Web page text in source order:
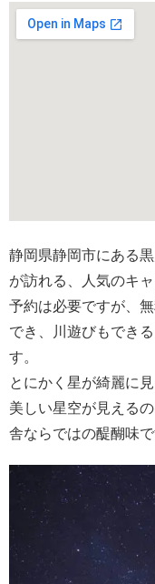
静岡県静岡市にある
が訪れる、人気のキャ
予約は必要ですが、
でき、川遊びもでき
す。
とにかく星が綺麗に
美しい星空が見える
舎ならではの醍醐味で